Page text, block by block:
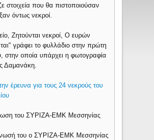
στοιχεία που θα πιστοποιούσαν
όντως νεκροί.
Ζητούνται νεκροί, Ο ευρών
γράφει το φυλλάδιο στην πρώτη
στην οποία υπάρχει η φωτογραφία
Δαμανάκη.
έρευνα για τους 24 νεκρούς του
του ΣΥΡΙΖΑ-ΕΜΚ Μεσσηνίας
του ο ΣΥΡΙΖΑ-ΕΜΚ Μεσσηνίας